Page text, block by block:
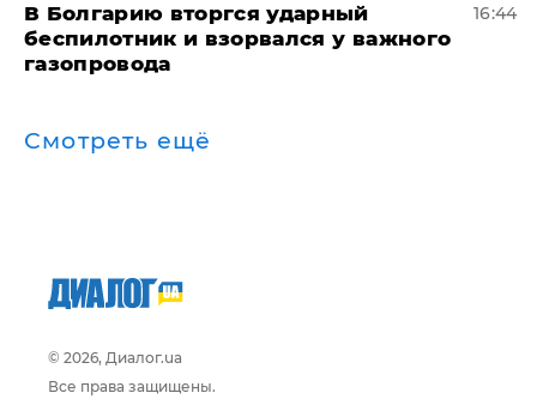
В Болгарию вторгся ударный
беспилотник и взорвался у важного
газопровода
16:44
Смотреть ещё
© 2026, Диалог.ua
Все права защищены.